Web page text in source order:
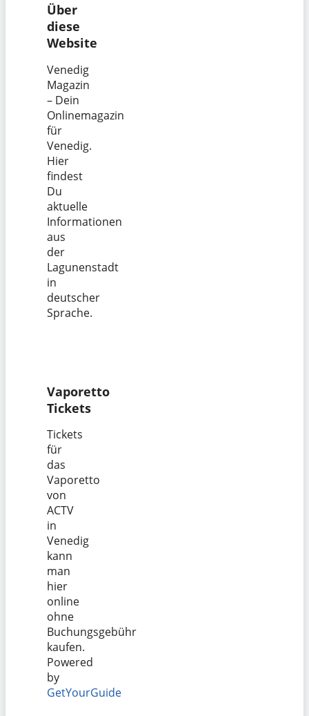
Über
diese
Website
Venedig
Magazin
– Dein
Onlinemagazin
für
Venedig.
Hier
findest
Du
aktuelle
Informationen
aus
der
Lagunenstadt
in
deutscher
Sprache.
Vaporetto
Tickets
Tickets
für
das
Vaporetto
von
ACTV
in
Venedig
kann
man
hier
online
ohne
Buchungsgebühr
kaufen.
Powered
by
GetYourGuide